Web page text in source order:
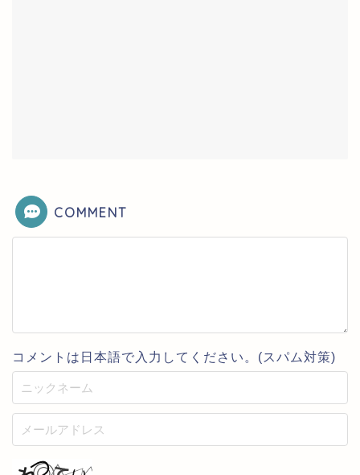
COMMENT
コメントは日本語で入力してください。(スパム対策)